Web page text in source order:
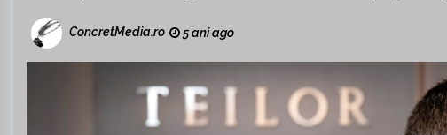
ConcretMedia.ro 5 ani ago